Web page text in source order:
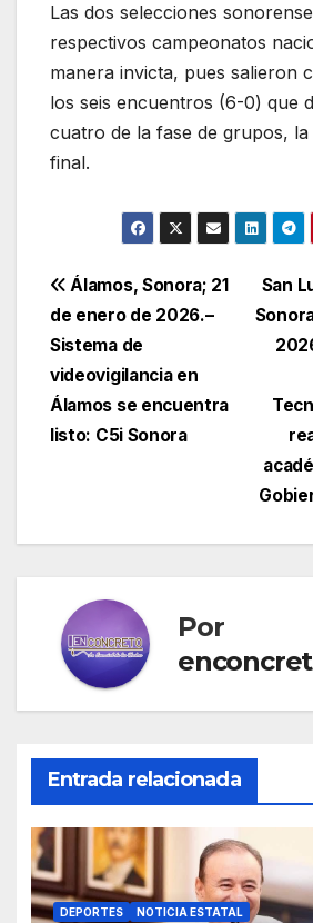
Las dos selecciones
respectivos campeonatos
manera invicta, pues salieron
los seis encuentros (6-0) que
cuatro de la fase de grupos,
final.
Navegación
de
entradas
San
Álamos, Sonora; 21
de enero de 2026.–
Sistema de
videovigilancia en
Álamos se encuentra
listo: C5i Sonora
Por
Entrada relacionada
DEPORTES NOTICIA ESTATAL